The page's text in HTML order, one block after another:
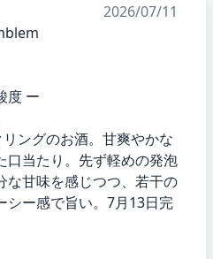
2026/07/11
度 ー
ングのお酒。甘爽やかな
口当たり。先ず軽めの発泡
な甘味を感じつつ、若干の
シー感で旨い。7月13日完